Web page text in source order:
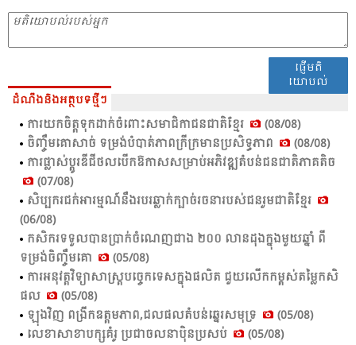
ផ្ញើមតិ
យោបល់
ដំណឹងនិងអត្ថបទថ្មីៗ
ការ​យក​ចិត្ត​ទុក​ដាក់​ចំ​ពោះ​សមាជិកា​ជន​ជាតិ​ខ្មែរ​
(08/08)
ចិញ្ចឹម​គោ​សាច់​ ទម្រង់​បំ​បាត់​ភាព​ក្រី​ក្រ​មាន​ប្រ​សិទ្ធ​ភាព​
(08/08)
ការ​ផ្លាស់​ប្ដូរ​ឌីជី​ថល​បើក​ឱ​កាស​សម្រាប់​អភិវឌ្ឍ​​តំ​បន់​ជន​ជាតិ​ភាគ​តិច​
(07/08)
សិប្បករជក់អារម្មណ៍នឹងរបរឆ្លាក់ក្បាច់រចនារបស់ជនរួមជាតិខ្មែរ
(06/08)
កសិ​ករ​ទទួល​បាន​ប្រាក់​ចំ​ណេញ​ជាង​ ២០០ លាន​ដុង​ក្នុង​មួយ​ឆ្នាំ​ ពី​
ទម្រង់​ចិញ្ចឹម​គោ​
(05/08)
ការ​អនុ​វត្ត​វិទ្យា​សាស្ត្រ​បច្ចេក​ទេស​ក្នុង​ផលិត​ ជួយ​លើក​កម្ពស់​តម្លៃ​កសិ​
ផល​
(05/08)
ឡុង​វិញ ពង្រីក​ឧត្ដម​ភាព,​ជល​ផល​តំ​បន់​ឆ្នេរ​សមុទ្រ​
(05/08)
លេខា​សាខា​បក្ស​គំ​រូ​ ប្រ​ជា​ចលនា​ប៉ិន​ប្រ​សប់​
(05/08)